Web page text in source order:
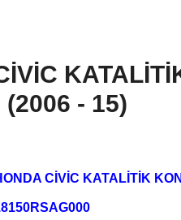
(2006 - 15)
CİVİC KATALİTİK